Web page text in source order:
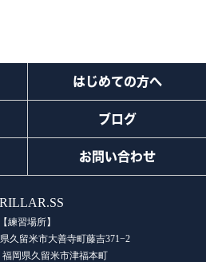
はじめての方へ
ブログ
お問い合わせ
【練習場所】
久留米市大善寺町藤吉371−2
岡県久留米市津福本町